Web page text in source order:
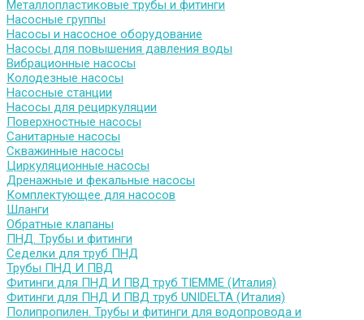
Металлопластиковые трубы и фитинги
Насосные группы
Насосы и насосное оборудование
Насосы для повышения давления воды
Вибрационные насосы
Колодезные насосы
Насосные станции
Насосы для рециркуляции
Поверхностные насосы
Санитарные насосы
Скважинные насосы
Циркуляционные насосы
Дренажные и фекальные насосы
Комплектующее для насосов
Шланги
Обратные клапаны
ПНД. Трубы и фитинги
Седелки для труб ПНД
Трубы ПНД И ПВД
Фитинги для ПНД И ПВД труб TIEMME (Италия)
Фитинги для ПНД И ПВД труб UNIDELTA (Италия)
Полипропилен. Трубы и фитинги для водопровода и